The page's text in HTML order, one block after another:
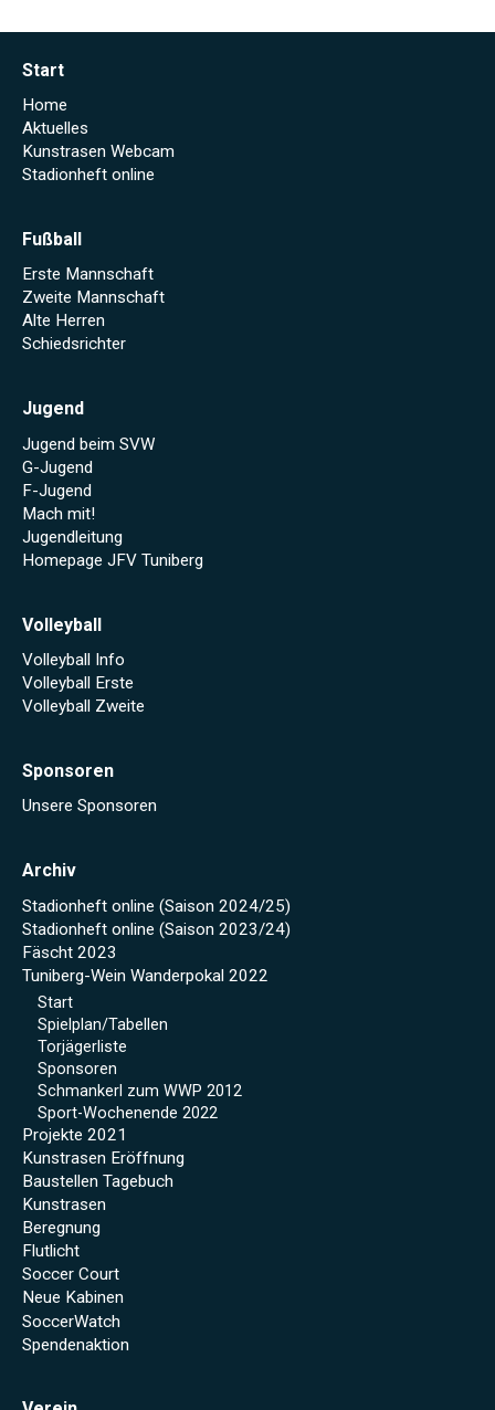
Start
Home
Aktuelles
Kunstrasen Webcam
Stadionheft online
Fußball
Erste Mannschaft
Zweite Mannschaft
Alte Herren
Schiedsrichter
Jugend
Jugend beim SVW
G-Jugend
F-Jugend
Mach mit!
Jugendleitung
Homepage JFV Tuniberg
Volleyball
Volleyball Info
Volleyball Erste
Volleyball Zweite
Sponsoren
Unsere Sponsoren
Archiv
Stadionheft online (Saison 2024/25)
Stadionheft online (Saison 2023/24)
Fäscht 2023
Tuniberg-Wein Wanderpokal 2022
Start
Spielplan/Tabellen
Torjägerliste
Sponsoren
Schmankerl zum WWP 2012
Sport-Wochenende 2022
Projekte 2021
Kunstrasen Eröffnung
Baustellen Tagebuch
Kunstrasen
Beregnung
Flutlicht
Soccer Court
Neue Kabinen
SoccerWatch
Spendenaktion